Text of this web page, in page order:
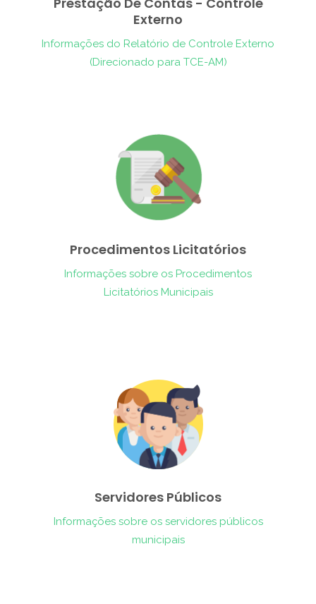
Externo
Informações do Relatório de Controle Externo
(Direcionado para TCE-AM)
Procedimentos Licitatórios
Informações sobre os Procedimentos
Licitatórios Municipais
Servidores Públicos
Informações sobre os servidores públicos
municipais